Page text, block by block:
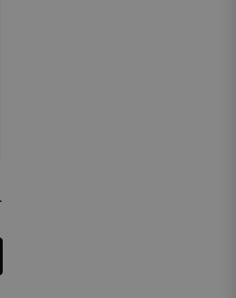
75 ml